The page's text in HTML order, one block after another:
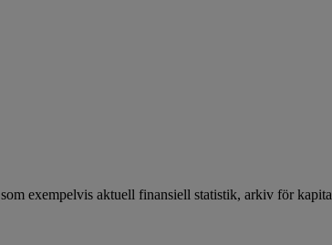
exempelvis aktuell finansiell statistik, arkiv för